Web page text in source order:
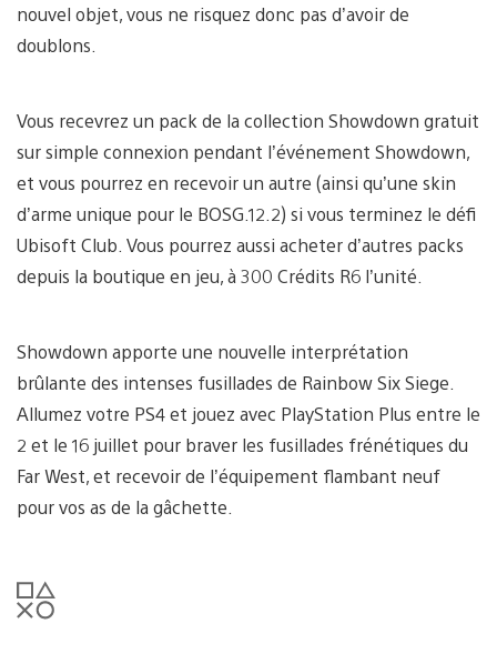
nouvel objet, vous ne risquez donc pas d’avoir de
doublons.
Vous recevrez un pack de la collection Showdown gratuit
sur simple connexion pendant l’événement Showdown,
et vous pourrez en recevoir un autre (ainsi qu’une skin
d’arme unique pour le BOSG.12.2) si vous terminez le défi
Ubisoft Club. Vous pourrez aussi acheter d’autres packs
depuis la boutique en jeu, à 300 Crédits R6 l’unité.
Showdown apporte une nouvelle interprétation
brûlante des intenses fusillades de Rainbow Six Siege.
Allumez votre PS4 et jouez avec PlayStation Plus entre le
2 et le 16 juillet pour braver les fusillades frénétiques du
Far West, et recevoir de l’équipement flambant neuf
pour vos as de la gâchette.